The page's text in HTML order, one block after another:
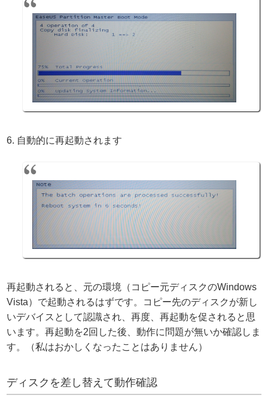
自動的に再起動されます
再起動されると、元の環境（コピー元ディスクのWindows
Vista）で起動されるはずです。コピー先のディスクが新し
いデバイスとして認識され、再度、再起動を促されると思
います。再起動を2回した後、動作に問題が無いか確認しま
す。（私はおかしくなったことはありません）
ディスクを差し替えて動作確認